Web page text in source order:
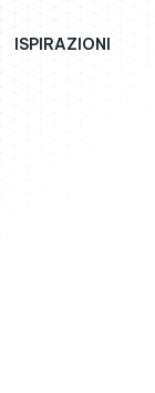
ISPIRAZIONI